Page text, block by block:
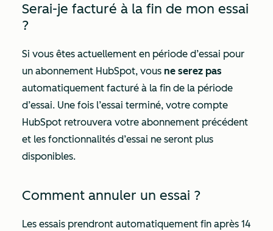
Serai-je facturé à la fin de mon essai
?
Si vous êtes actuellement en période d’essai pour
un abonnement HubSpot, vous ne serez pas
automatiquement facturé à la fin de la période
d’essai. Une fois l’essai terminé, votre compte
HubSpot retrouvera votre abonnement précédent
et les fonctionnalités d’essai ne seront plus
disponibles.
Comment annuler un essai ?
Les essais prendront automatiquement fin après 14